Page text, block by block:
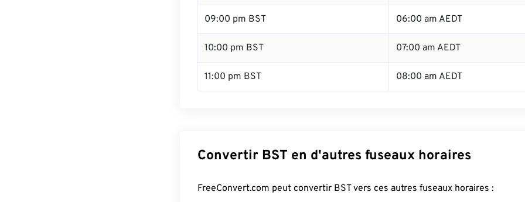
09:00 pm BST 06:00 am AEDT
10:00 pm BST 07:00 am AEDT
11:00 pm BST 08:00 am AEDT
Convertir BST en d'autres fuseaux horaires
FreeConvert.com peut convertir BST vers ces autres fuseaux horaires :